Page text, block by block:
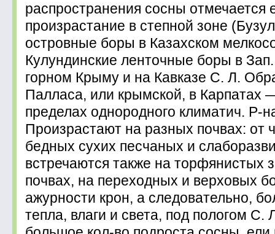
распространения сосны отмечается
произрастание в степной зоне
островные боры в Казахском
Кулундинские ленточные боры в
горном Крыму и на Кавказе С. Л.
Палласа, или крымской, в Карпатах
пределах однородного климатич. Р-
Произрастают на разных почвах: от
бедных сухих песчаных и
встречаются также на торфянистых
почвах, на переходных и верховых
ажурности крон, а следовательно,
тепла, влаги и света, под пологом